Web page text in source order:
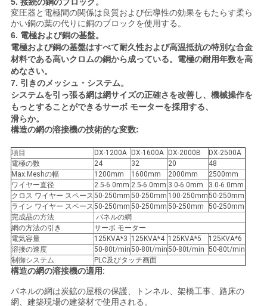
5. 接続の銅のブロック。
変圧器と電極間の関係は良質および伝導性の効果をもたらす柔ら
かい銅の葉の代りに銅のブロックを使用する。
6. 電極および銅の基盤。
電極および銅の基盤はすべて耐久性および高温抵抗の特別な合金
材料である高いクロムの銅から成っている。電極の耐用年数を高
めなさい。
7. 引きのメッシュ・システム。
システムを引っ張る網は網サイズの正確さを改善し、機械操作を
もっとすることができるサーボ モーターを採用する、
滑らか。
構造の網の溶接機の技術的な変数:
項目 DX-1200A DX-1600A DX-2000B
DX-2500A
電極の数
24 32 20
48
Max.Meshの幅
1200mm 1600mm 2000mm
2500mm
ワイヤー直径
2.5-6.0mm 2.5-6.0mm 3.0-6.0mm
3.0-6.0mm
クロス ワイヤー スペース50-250mm 50-250mm 100-250mm50-250mm
ライン ワイヤー スペース50-250mm 50-250mm 50-250mm
50-250mm
完成品の方法
パネルの網
網の方法の引き
サーボ モーター
電気容量
125KVA*3 125KVA*4 125KVA*5
125KVA*6
溶接の速度
50-80t/min50-80t/min50-80t/min 50-80t/min
制御システム
PLC及びタッチ画面
構造の網の溶接機の適用:
パネルの網は炭鉱の屋根の保護、トンネル、架橋工事、路床の
網、建築現場の建築材で使用される。